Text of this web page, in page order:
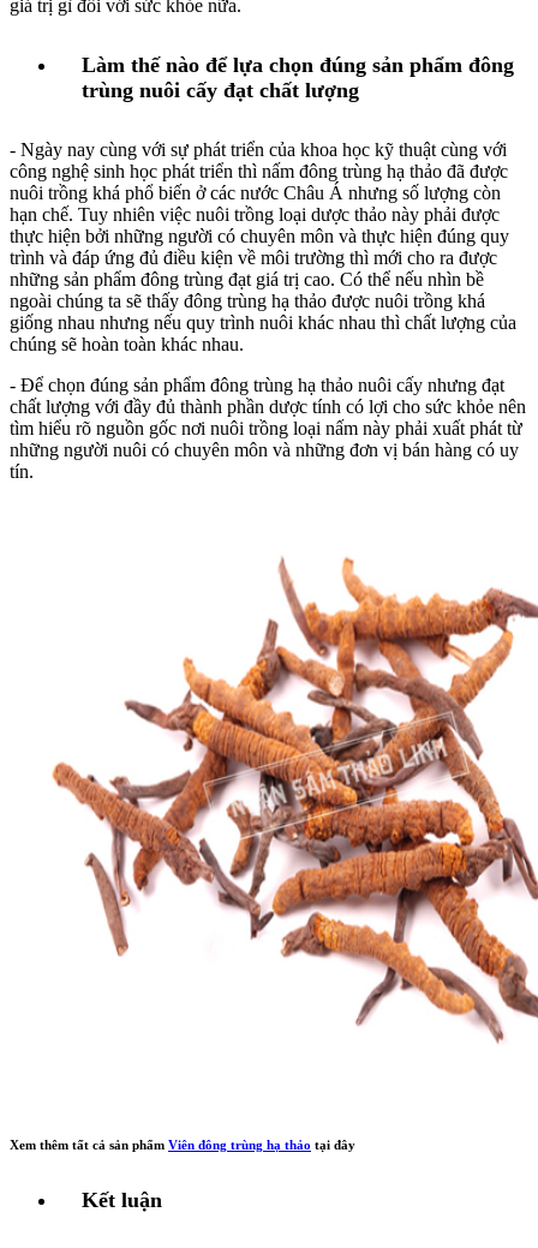
giá trị gì đối với sức khỏe nữa.
Làm thế nào để lựa chọn đúng sản phẩm đông
trùng nuôi cấy đạt chất lượng
- Ngày nay cùng với sự phát triển của khoa học kỹ thuật cùng với
công nghệ sinh học phát triển thì nấm đông trùng hạ thảo đã được
nuôi trồng khá phổ biến ở các nước Châu Á nhưng số lượng còn
hạn chế. Tuy nhiên việc nuôi trồng loại dược thảo này phải được
thực hiện bởi những người có chuyên môn và thực hiện đúng quy
trình và đáp ứng đủ điều kiện về môi trường thì mới cho ra được
những sản phẩm đông trùng đạt giá trị cao. Có thể nếu nhìn bề
ngoài chúng ta sẽ thấy đông trùng hạ thảo được nuôi trồng khá
giống nhau nhưng nếu quy trình nuôi khác nhau thì chất lượng của
chúng sẽ hoàn toàn khác nhau.
- Để chọn đúng sản phẩm đông trùng hạ thảo nuôi cấy nhưng đạt
chất lượng với đầy đủ thành phần dược tính có lợi cho sức khỏe nên
tìm hiểu rõ nguồn gốc nơi nuôi trồng loại nấm này phải xuất phát từ
những người nuôi có chuyên môn và những đơn vị bán hàng có uy
tín.
Xem thêm tất cả sản phẩm Viên đông trùng hạ thảo tại đây
Kết luận